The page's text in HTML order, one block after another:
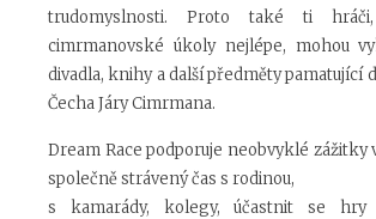
trudomyslnosti. Proto také ti
cimrmanovské úkoly nejlépe, mohou
divadla, knihy a další předměty pamatující
Čecha Járy Cimrmana.
Dream Race podporuje neobvyklé zážitky
společně strávený čas s rodinou,
s kamarády, kolegy, účastnit se